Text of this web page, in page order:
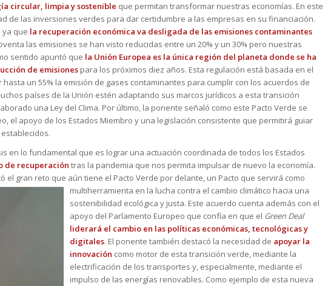
circular, limpia y sostenible que permitan transformar nuestras economías. En este
de las inversiones verdes para dar certidumbre a las empresas en su financiación.
que la recuperación económica va desligada de las emisiones contaminantes
las emisiones se han visto reducidas entre un 20% y un 30% pero nuestras
sentido apuntó que la Unión Europea es la única región del planeta donde se ha
de emisiones para los próximos diez años. Esta regulación está basada en el
un 55% la emisión de gases contaminantes para cumplir con los acuerdos de
países de la Unión estén adaptando sus marcos jurídicos a esta transición
una Ley del Clima. Por último, la ponente señaló como este Pacto Verde se
el apoyo de los Estados Miembro y una legislación consistente que permitirá guiar
en lo fundamental que es lograr una actuación coordinada de todos los Estados
de recuperación tras la pandemia que nos permita impulsar de nuevo la economía.
el gran reto que aún tiene el Pacto Verde por delante, un Pacto que servirá como
multiherramienta en la lucha contra el cambio climático hacia una
sostenibilidad ecológica y justa. Este acuerdo cuenta además con el
apoyo del Parlamento Europeo que confía en que el Green Deal
liderará el cambio en las políticas económicas, tecnológicas y
digitales. El ponente también destacó la necesidad de apoyar la
innovación como motor de esta transición verde, mediante la
electrificación de los transportes y, especialmente, mediante el
impulso de las energías renovables. Como ejemplo de esta nueva